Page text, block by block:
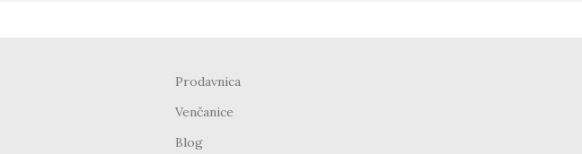
Prodavnica
Venčanice
Blog